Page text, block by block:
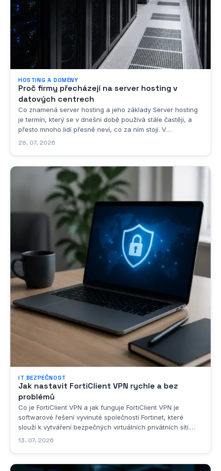
HOSTING A DOMÉNY
Proč firmy přecházejí na server hosting v
datových centrech
Co znamená server hosting a jeho základy Server hosting
je termín, který se v dnešní době používá stále častěji, a
přesto mnoho lidí přesně neví, co za ním stojí. V
nejzákladnějším slova smyslu jde o umístění serveru v
28. 07. 2026
IT BEZPEČNOST
Jak nastavit FortiClient VPN rychle a bez
problémů
Co je FortiClient VPN a jak funguje FortiClient VPN je
softwarové řešení vyvinuté společností Fortinet, které
slouží k vytváření bezpečných virtuálních privátních sítí.
Jedná se o klientskou aplikaci, která umožňuje uživatelům
13. 07. 2026